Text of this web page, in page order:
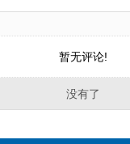
暂无评论!
没有了